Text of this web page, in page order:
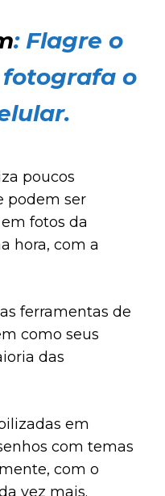
: Flagre o
o
poucos
podem ser
fotos da
hora, com a
ferramentas de
como seus
das
em
com temas
com o
vez mais.